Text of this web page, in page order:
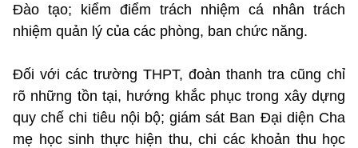
Đào tạo; kiểm điểm trách nhiệm cá nhân trách
nhiệm quản lý của các phòng, ban chức năng.
Đối với các trường THPT, đoàn thanh tra cũng chỉ
rõ những tồn tại, hướng khắc phục trong xây dựng
quy chế chi tiêu nội bộ; giám sát Ban Đại diện Cha
mẹ học sinh thực hiện thu, chi các khoản thu học